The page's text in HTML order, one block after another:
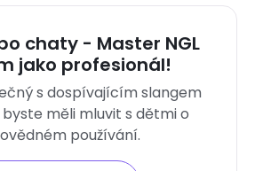
chaty - Master NGL
jako profesionál!
s dospívajícím slangem
byste měli mluvit s dětmi o
používání.